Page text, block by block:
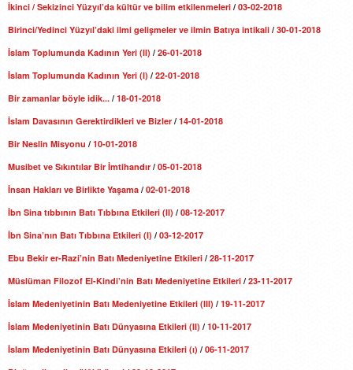
İkinci / Sekizinci Yüzyıl’da kültür ve bilim etkilenmeleri / 03-02-2018
Birinci/Yedinci Yüzyıl’daki ilmi gelişmeler ve ilmin Batıya intikali / 30-01-2018
İslam Toplumunda Kadının Yeri (II) / 26-01-2018
İslam Toplumunda Kadının Yeri (I) / 22-01-2018
Bir zamanlar böyle idik... / 18-01-2018
İslam Davasının Gerektirdikleri ve Bizler / 14-01-2018
Bir Neslin Misyonu / 10-01-2018
Musibet ve Sıkıntılar Bir İmtihandır / 05-01-2018
İnsan Hakları ve Birlikte Yaşama / 02-01-2018
İbn Sina tıbbının Batı Tıbbına Etkileri (II) / 08-12-2017
İbn Sina’nın Batı Tıbbına Etkileri (I) / 03-12-2017
Ebu Bekir er-Razi’nin Batı Medeniyetine Etkileri / 28-11-2017
Müslüman Filozof El-Kindi’nin Batı Medeniyetine Etkileri / 23-11-2017
İslam Medeniyetinin Batı Medeniyetine Etkileri (III) / 19-11-2017
İslam Medeniyetinin Batı Dünyasına Etkileri (II) / 10-11-2017
İslam Medeniyetinin Batı Dünyasına Etkileri (ı) / 06-11-2017